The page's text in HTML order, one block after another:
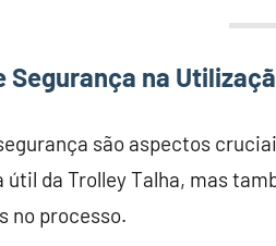
Segurança na
são aspectos
útil da Trolley Talha, mas
no processo.